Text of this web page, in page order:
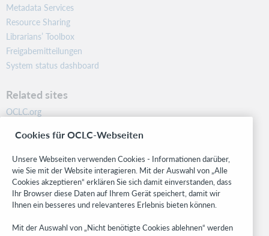
Metadata Services
Resource Sharing
Librarians’ Toolbox
Freigabemitteilungen
System status dashboard
Related sites
OCLC.org
Community
Research
WebJunction
Developer Network
Stay in the know.
Cookies für OCLC-Webseiten
Unsere Webseiten verwenden Cookies - Informationen darüber,
wie Sie mit der Website interagieren. Mit der Auswahl von „Alle
Cookies akzeptieren“ erklären Sie sich damit einverstanden, dass
Ihr Browser diese Daten auf Ihrem Gerät speichert, damit wir
Ihnen ein besseres und relevanteres Erlebnis bieten können.
Mit der Auswahl von „Nicht benötigte Cookies ablehnen“ werden